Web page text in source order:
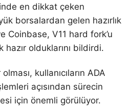
en dikkat çeken
borsalardan gelen hazırlık
Coinbase, V11 hard fork’u
olduklarını bildirdi.
kullanıcıların ADA
açısından sürecin
için önemli görülüyor.